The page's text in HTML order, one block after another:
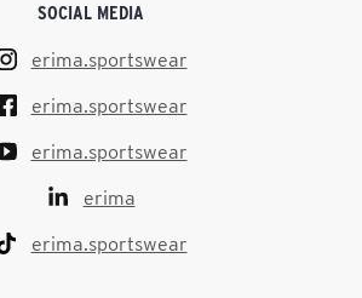
SOCIAL MEDIA
erima.sportswear
erima.sportswear
erima.sportswear
erima
erima.sportswear